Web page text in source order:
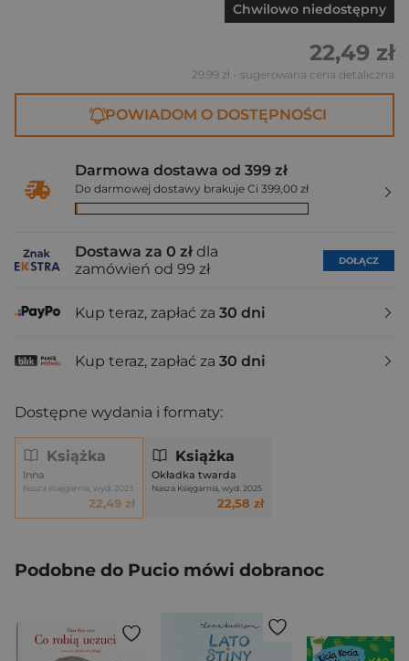
Chwilowo niedostępny
22,49 zł
29,99 zł - sugerowana cena detaliczna
POWIADOM O DOSTĘPNOŚCI
Darmowa dostawa od 399 zł
Do darmowej dostawy brakuje Ci 399,00 zł
Dostawa za 0 zł dla
zamówień od 99 zł
DOŁĄCZ
Kup teraz, zapłać za 30 dni
Kup teraz, zapłać za 30 dni
Dostępne wydania i formaty:
Książka
Inna
Nasza Księgarnia, wyd. 2023
22,49 zł
Książka
Okładka twarda
Nasza Księgarnia, wyd. 2025
22,58 zł
Podobne do Pucio mówi dobranoc